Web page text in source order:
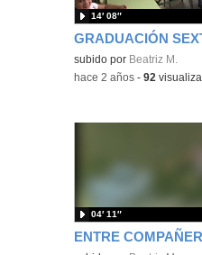
Contenido educativo.
subido por Beatriz M.
14′ 08″
-hace 2 años -92
ENTRE
04′ 11″